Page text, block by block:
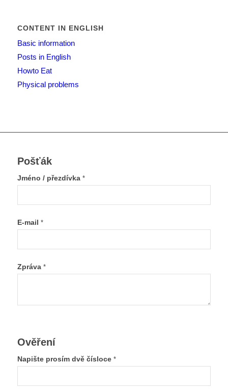
CONTENT IN ENGLISH
Basic information
Posts in English
Howto Eat
Physical problems
Pošťák
Jméno / přezdívka *
E-mail *
Zpráva *
Ověření
Napište prosím dvě čísloce *